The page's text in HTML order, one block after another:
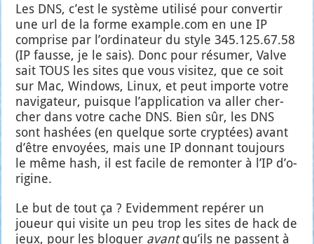
Les DNS, c’est le sys­tème uti­li­sé pour conver­tir
une url de la forme example.com en une IP
com­prise par l’or­di­na­teur du style 345.125.67.58
(IP fausse, je le sais). Donc pour résu­mer, Valve
sait TOUS les sites que vous visi­tez, que ce soit
sur Mac, Win­dows, Linux, et peut importe votre
navi­ga­teur, puisque l’ap­pli­ca­tion va aller cher­
cher dans votre cache DNS. Bien sûr, les DNS
sont hashées (en quelque sorte cryp­tées) avant
d’être envoyées, mais une IP don­nant tou­jours
le même hash, il est facile de remon­ter à l’IP d’o­
ri­gine.
Le but de tout ça ? Evi­dem­ment repé­rer un
joueur qui visite un peu trop les sites de hack de
jeux, pour les blo­quer avantqu’ils ne passent à